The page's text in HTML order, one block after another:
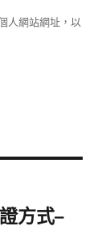
人網站網址，以
方式–